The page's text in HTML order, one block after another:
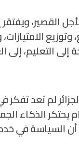
القصير، ويفتقر
وتوزيع
التعليم، إلى
لم تعد
يحتكر الذكاء
أن السياسة في